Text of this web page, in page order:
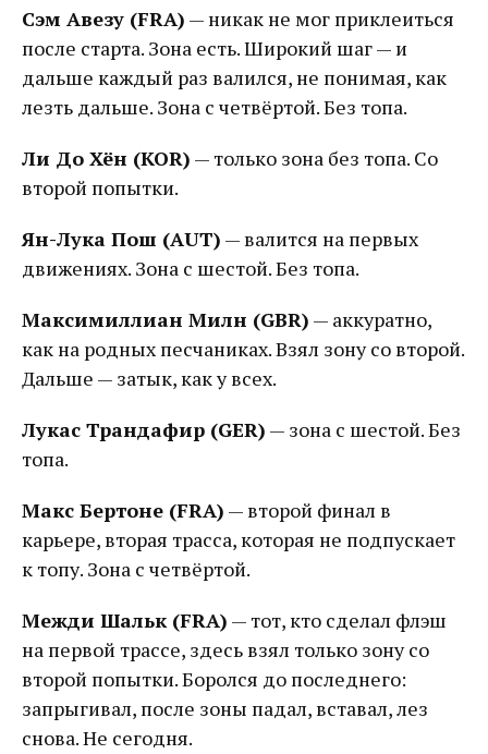
Сэм Авезу (FRA) — никак не мог приклеиться
после старта. Зона есть. Широкий шаг — и
дальше каждый раз валился, не понимая, как
лезть дальше. Зона с четвёртой. Без топа.
Ли До Хён (KOR) — только зона без топа. Со
второй попытки.
Ян-Лука Пош (AUT) — валится на первых
движениях. Зона с шестой. Без топа.
Максимиллиан Милн (GBR) — аккуратно,
как на родных песчаниках. Взял зону со второй.
Дальше — затык, как у всех.
Лукас Трандафир (GER) — зона с шестой. Без
топа.
Макс Бертоне (FRA) — второй финал в
карьере, вторая трасса, которая не подпускает
к топу. Зона с четвёртой.
Межди Шальк (FRA) — тот, кто сделал флэш
на первой трассе, здесь взял только зону со
второй попытки. Боролся до последнего:
запрыгивал, после зоны падал, вставал, лез
снова. Не сегодня.